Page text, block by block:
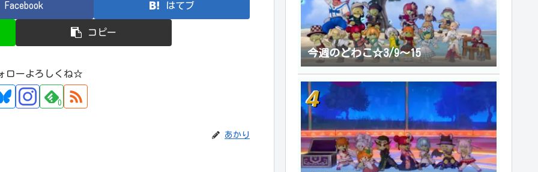
Facebook はてブ
コピー
ローよろしくね☆
0
あかり
今週のどわこ☆3/9～15